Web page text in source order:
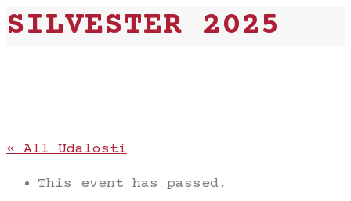
SILVESTER 2025
« All Udalosti
This event has passed.